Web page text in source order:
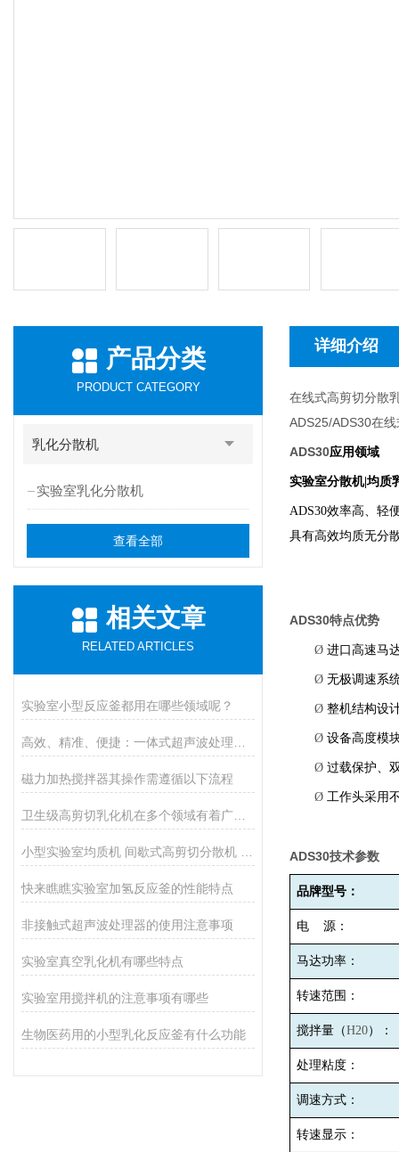
产品分类
PRODUCT CATEGORY
乳化分散机
实验室乳化分散机
查看全部
相关文章
RELATED ARTICLES
实验室小型反应釜都用在哪些领域呢？
磁力加热搅拌器其操作需遵循以下流程
快来瞧瞧实验室加氢反应釜的性能特点
非接触式超声波处理器的使用注意事项
实验室真空乳化机有哪些特点
实验室用搅拌机的注意事项有哪些
生物医药用的小型乳化反应釜有什么功能
详细介绍
在线式高剪切分散
ADS25/ADS30在线
ADS30应用领域
实验室分散机|均质
ADS30效率高、轻
具有高效均质无分
ADS30特点优势
Ø 进口高速马
Ø 无极调速系
Ø 整机结构设
Ø 设备高度模
Ø 过载保护、
Ø 工作头采用
ADS30技术参数
品牌型号：
电 源：
马达功率：
转速范围：
搅拌量（H20）：
处理粘度：
调速方式：
转速显示：